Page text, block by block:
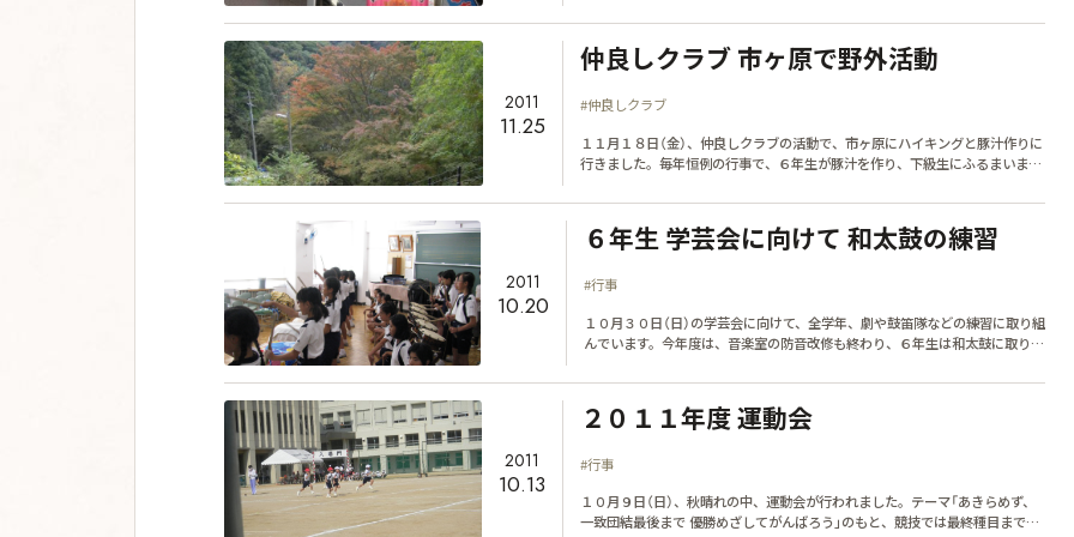
2011
11.25
仲良しクラブ 市ヶ原で野外活動
#仲良しクラブ
１１月１８日（金）、仲良しクラブの活動で、市ヶ原にハイキングと豚汁作りに
行きました。毎年恒例の行事で、６年生が豚汁を作り、下級生にふるまいま
2011
10.20
６年生 学芸会に向けて 和太鼓の練習
#行事
１０月３０日（日）の学芸会に向けて、全学年、劇や鼓笛隊などの練習に取り組
んでいます。今年度は、音楽室の防音改修も終わり、６年生は和太鼓に取り組
2011
10.13
２０１１年度 運動会
#行事
１０月９日（日）、秋晴れの中、運動会が行われました。テーマ「あきらめず、
一致団結最後まで 優勝めざしてがんばろう」のもと、競技では最終種目まで紅